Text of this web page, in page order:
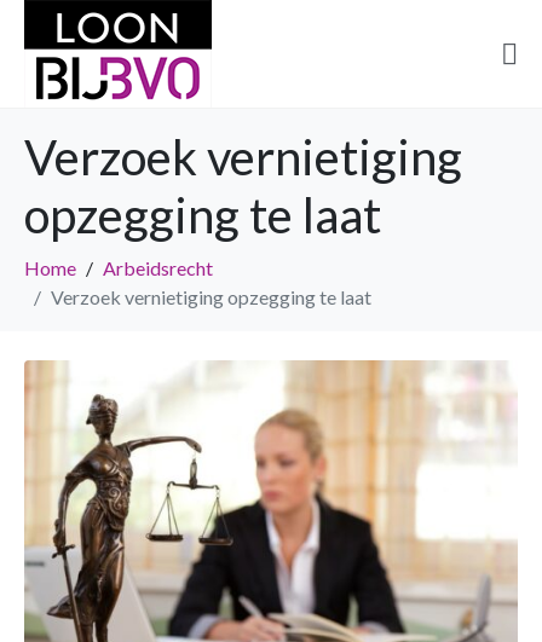
Verzoek vernietiging
opzegging te laat
Home
Arbeidsrecht
Verzoek vernietiging opzegging te laat